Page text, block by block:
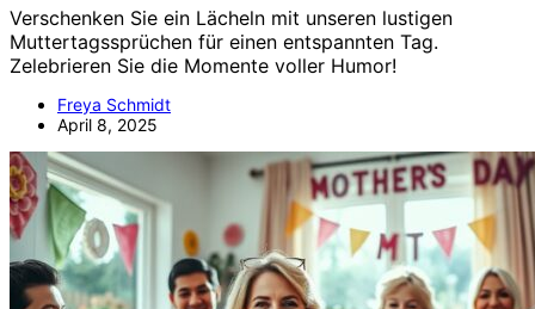
Verschenken Sie ein Lächeln mit unseren lustigen
Muttertagssprüchen für einen entspannten Tag.
Zelebrieren Sie die Momente voller Humor!
Freya Schmidt
April 8, 2025